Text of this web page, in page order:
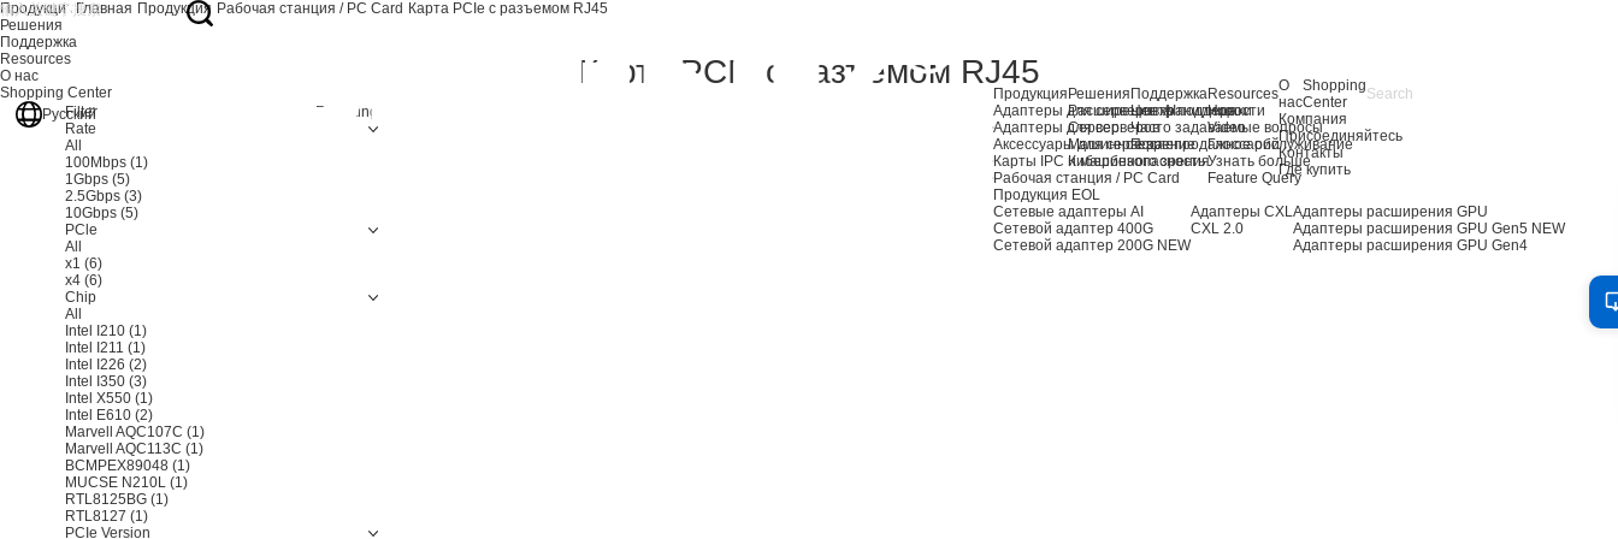
Продукция
Адаптеры для серверов AI
Адаптеры для серверов
Аксессуары для сервера
Карты IPC и машинного зрения
Рабочая станция / PC Card
Продукция EOL
Сетевые адаптеры AI
Сетевой адаптер 400G
Сетевой адаптер 200G NEW
Адаптеры CXL
CXL 2.0
Адаптеры расширения GPU
Адаптеры расширения GPU Gen5 NEW
Адаптеры расширения GPU Gen4
Решения
Расширение хранилища
Сервер
Машинное зрение
Кибербезопасность
Поддержка
Центр поддержки
Часто задаваемые вопросы
Послепродажное обслуживание
Resources
Новости
Video
Глоссарий
Узнать больше
Feature Query
О
нас
Компания
Присоединяйтесь
Контакты
Где купить
Shopping
Center
Продукция
Решения
Поддержка
Resources
О нас
Shopping Center
Русский
Главная Продукция Рабочая станция / PC Card Карта PCIe с разъемом RJ45
Карта PCIe с разъемом RJ45
Filter
Resetting
Rate
All
100Mbps (1)
1Gbps (5)
2.5Gbps (3)
10Gbps (5)
PCle
All
x1 (6)
x4 (6)
Chip
All
Intel I210 (1)
Intel I211 (1)
Intel I226 (2)
Intel I350 (3)
Intel X550 (1)
Intel E610 (2)
Marvell AQC107C (1)
Marvell AQC113C (1)
BCMPEX89048 (1)
MUCSE N210L (1)
RTL8125BG (1)
RTL8127 (1)
PCIe Version